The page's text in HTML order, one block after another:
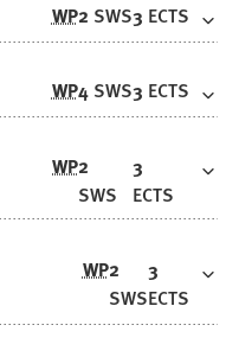
WP2 SWS3 ECTS
WP4 SWS3 ECTS
WP2
SWS
3
ECTS
WP2
SWS
3
ECTS